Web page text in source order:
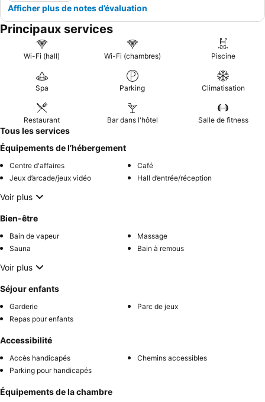
Afficher plus de notes d’évaluation
Principaux services
Wi-Fi (hall) Wi-Fi (chambres) Piscine
Spa Parking Climatisation
Restaurant Bar dans l'hôtel Salle de fitness
Tous les services
Équipements de l’hébergement
Centre d'affaires
Café
Jeux d’arcade/jeux vidéo
Hall d’entrée/réception
Voir plus
Bien-être
Bain de vapeur
Massage
Sauna
Bain à remous
Voir plus
Séjour enfants
Garderie
Parc de jeux
Repas pour enfants
Accessibilité
Accès handicapés
Chemins accessibles
Parking pour handicapés
Équipements de la chambre